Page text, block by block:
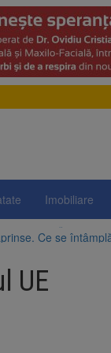
Imobiliare
Ce se
PSD și
Festival. Ediția a
de euro din
„Ecoul
UE